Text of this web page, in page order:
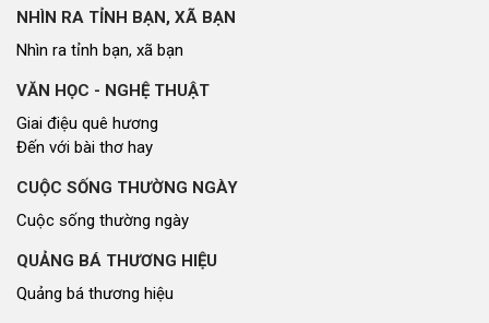
NHÌN RA TỈNH BẠN, XÃ BẠN
Nhìn ra tỉnh bạn, xã bạn
VĂN HỌC - NGHỆ THUẬT
Giai điệu quê hương
Đến với bài thơ hay
CUỘC SỐNG THƯỜNG NGÀY
Cuộc sống thường ngày
QUẢNG BÁ THƯƠNG HIỆU
Quảng bá thương hiệu